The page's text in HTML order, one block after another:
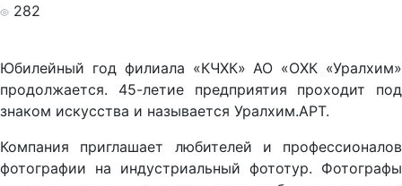
282
Юбилейный год филиала «КЧХК» АО «ОХК «Уралхим»
продолжается. 45-летие предприятия проходит под
знаком искусства и называется Уралхим.АРТ.
Компания приглашает любителей и профессионалов
фотографии на индустриальный фототур. Фотографы